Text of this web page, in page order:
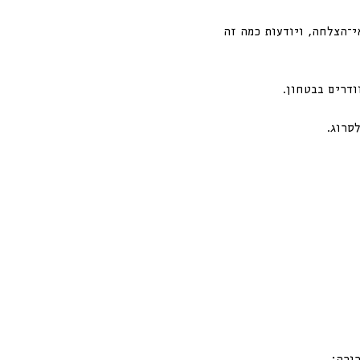
ויודעות כמה זה
בבטחון.